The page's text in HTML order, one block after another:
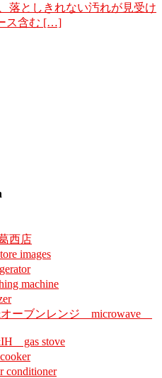
落としきれない汚れが見受け
ス含む […]
西店
images
machine
オーブンレンジ microwave
gas stove